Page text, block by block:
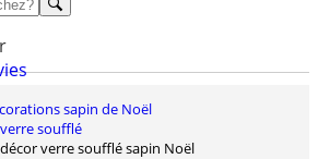
sapin de Noël
verre soufflé
décor verre soufflé sapin Noël